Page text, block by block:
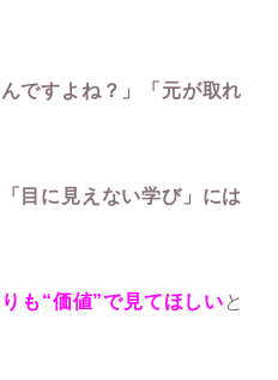
ですよね？」「元が取れ
目に見えない学び」には
も“価値”で見てほしい と